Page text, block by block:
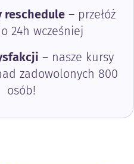
reschedule – przełóż
24h wcześniej
– nasze kursy
zadowolonych 800
osób!